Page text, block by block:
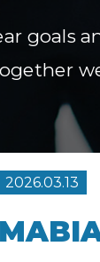
goals
2026.03.13